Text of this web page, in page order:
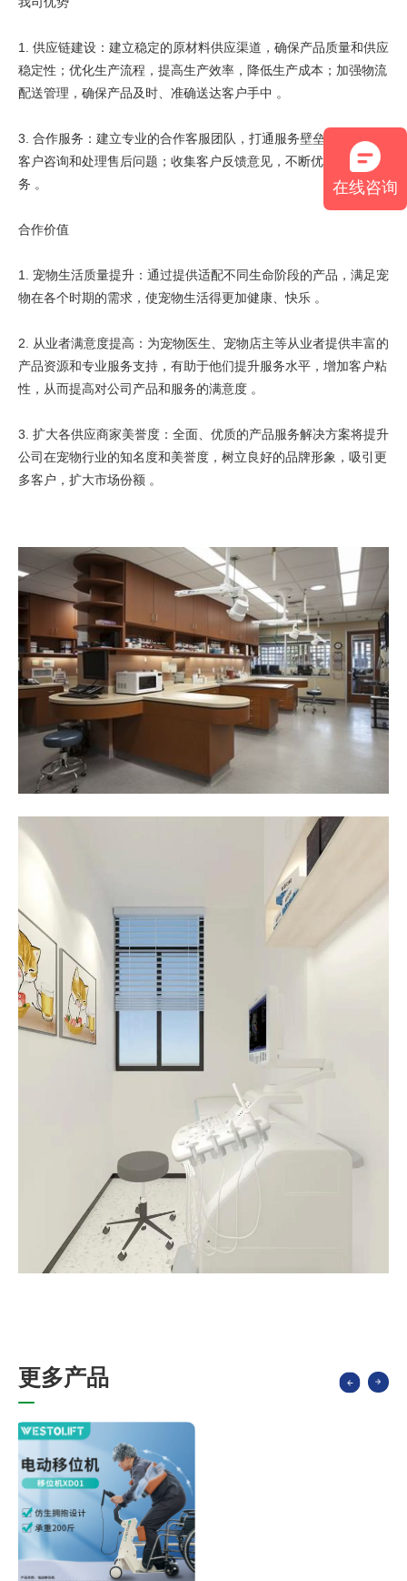
1. 供应链建设：建立稳定的原材料供应渠道，确保产品质量和供应
稳定性；优化生产流程，提高生产效率，降低生产成本；加强物流
配送管理，确保产品及时、准确送达客户手中 。
3. 合作服务：建立专业的合作客服团队，打通服务壁垒，及时解答
客户咨询和处理售后问题；收集客户反馈意见，不断优化产品和服
务 。
合作价值
1. 宠物生活质量提升：通过提供适配不同生命阶段的产品，满足宠
物在各个时期的需求，使宠物生活得更加健康、快乐 。
2. 从业者满意度提高：为宠物医生、宠物店主等从业者提供丰富的
产品资源和专业服务支持，有助于他们提升服务水平，增加客户粘
性，从而提高对公司产品和服务的满意度 。
3. 扩大各供应商家美誉度：全面、优质的产品服务解决方案将提升
公司在宠物行业的知名度和美誉度，树立良好的品牌形象，吸引更
多客户，扩大市场份额 。
更多产品
在线咨询